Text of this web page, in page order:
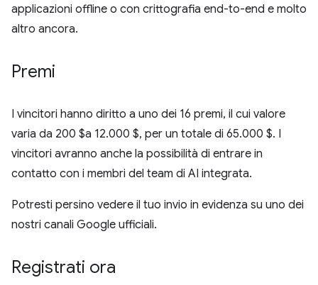
applicazioni offline o con crittografia end-to-end e molto
altro ancora.
Premi
I vincitori hanno diritto a uno dei 16 premi, il cui valore
varia da 200 $a 12.000 $, per un totale di 65.000 $. I
vincitori avranno anche la possibilità di entrare in
contatto con i membri del team di AI integrata.
Potresti persino vedere il tuo invio in evidenza su uno dei
nostri canali Google ufficiali.
Registrati ora